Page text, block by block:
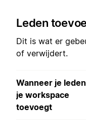
Leden
Dit is wat er
of verwijdert.
Wanneer je
je workspace
toevoegt